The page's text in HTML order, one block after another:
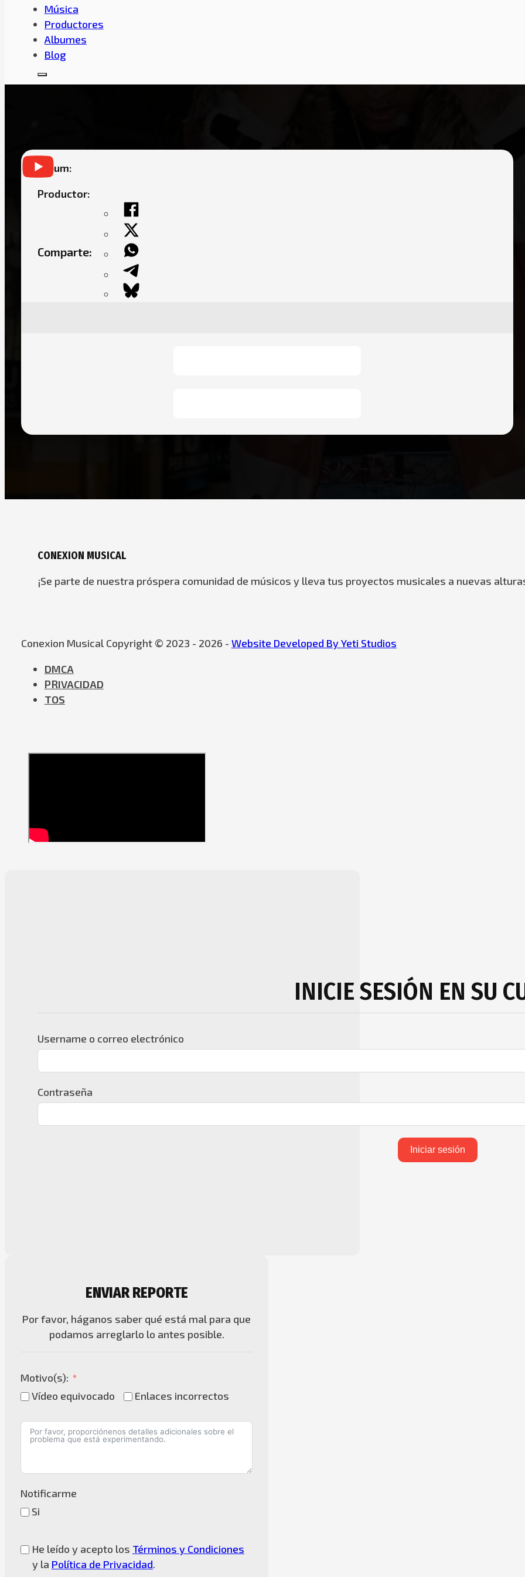
Música
Productores
Albumes
Blog
Album:
Productor:
Comparte:
CONEXION MUSICAL
¡Se parte de nuestra próspera comunidad de músicos y lleva tus proyectos musicales a nuevas
Conexion Musical Copyright © 2023 - 2026 - Website Developed By Yeti Studios
DMCA
PRIVACIDAD
TOS
INICIE SESIÓN EN SU
Username o correo electrónico
Contraseña
Iniciar sesión
ENVIAR REPORTE
Por favor, háganos saber qué está mal para que
podamos arreglarlo lo antes posible.
Motivo(s):
Vídeo equivocado
Enlaces incorrectos
Notificarme
Si
He leído y acepto los Términos y Condiciones
y la Política de Privacidad.